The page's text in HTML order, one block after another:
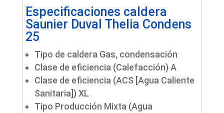
Especificaciones caldera
Saunier Duval Thelia Condens
25
Tipo de caldera Gas, condensación
Clase de eficiencia (Calefacción) A
Clase de eficiencia (ACS [Agua Caliente
Sanitaria]) XL
Tipo Producción Mixta (Agua